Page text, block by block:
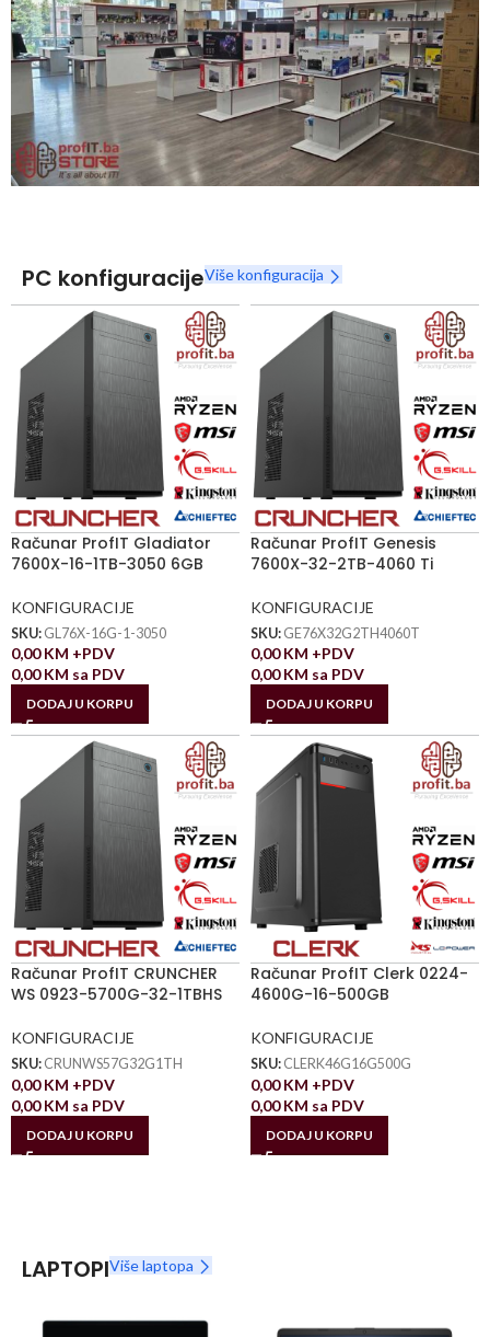
Snaga radnih stanica nikada nije bila povoljnija
Nova Ryzen 7000 serija
Naruči
PC konfiguracijeViše konfiguracija
Računar ProfIT Gladiator
7600X-16-1TB-3050 6GB
KONFIGURACIJE
SKU: GL76X-16G-1-3050
0,00KM +PDV
0,00KM sa PDV
DODAJ U KORPU
Računar ProfIT Genesis
7600X-32-2TB-4060 Ti
KONFIGURACIJE
SKU: GE76X32G2TH4060T
0,00KM +PDV
0,00KM sa PDV
DODAJ U KORPU
Računar ProfIT CRUNCHER
WS 0923-5700G-32-1TBHS
KONFIGURACIJE
SKU: CRUNWS57G32G1TH
0,00KM +PDV
0,00KM sa PDV
DODAJ U KORPU
Računar ProfIT Clerk 0224-
4600G-16-500GB
KONFIGURACIJE
SKU: CLERK46G16G500G
0,00KM +PDV
0,00KM sa PDV
DODAJ U KORPU
LAPTOPIViše laptopa